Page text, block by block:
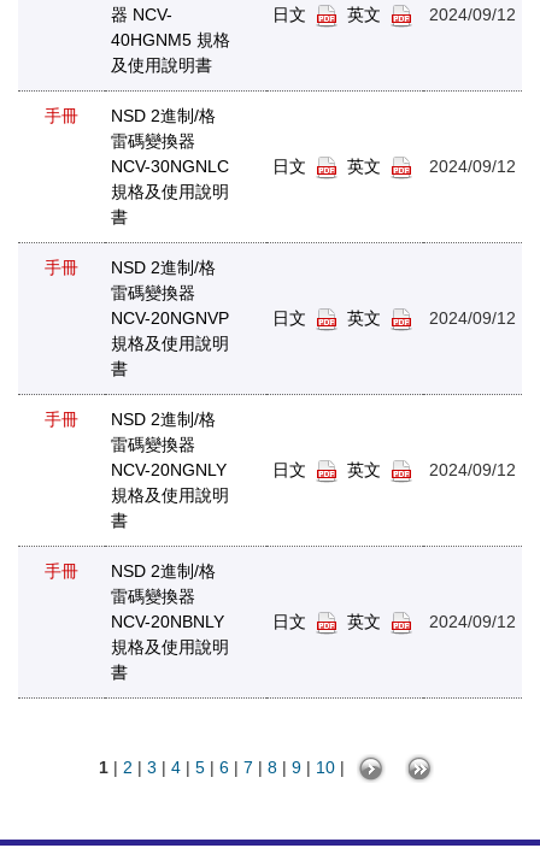
器 NCV-
40HGNM5 規格
及使用說明書
日文 英文 2024/09/12
手冊
NSD 2進制/格
雷碼變換器
NCV-30NGNLC
規格及使用說明
書
日文 英文 2024/09/12
手冊
NSD 2進制/格
雷碼變換器
NCV-20NGNVP
規格及使用說明
書
日文 英文 2024/09/12
手冊
NSD 2進制/格
雷碼變換器
NCV-20NGNLY
規格及使用說明
書
日文 英文 2024/09/12
手冊
NSD 2進制/格
雷碼變換器
NCV-20NBNLY
規格及使用說明
書
日文 英文 2024/09/12
1 | 2 | 3 | 4 | 5 | 6 | 7 | 8 | 9 | 10 |